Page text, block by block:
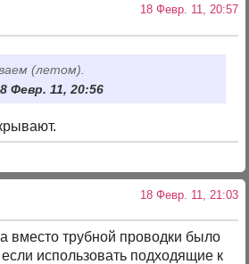
18 Февр. 11, 20:57
(летом).
Февр. 11, 20:56
18 Февр. 11, 21:03
вместо трубной проводки было
использовать подходящие к